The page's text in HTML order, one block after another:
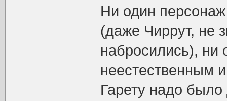
Ни один
(даже Чиррут, не
набросились), ни
неестественным
Гарету надо